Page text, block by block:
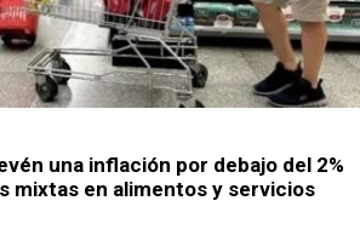
una inflación por debajo del 2%
mixtas en alimentos y servicios